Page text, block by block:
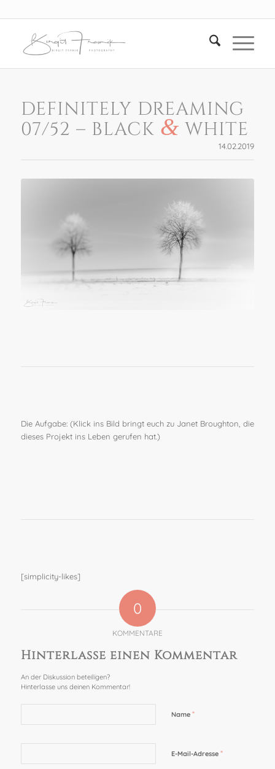
DEFINITELY DREAMING
07/52 – BLACK & WHITE
14.02.2019
Die Aufgabe: (Klick ins Bild bringt euch zu Janet Broughton, die
dieses Projekt ins Leben gerufen hat.)
[simplicity-likes]
0
KOMMENTARE
Hinterlasse einen Kommentar
An der Diskussion beteiligen?
Hinterlasse uns deinen Kommentar!
Name *
E-Mail-Adresse *